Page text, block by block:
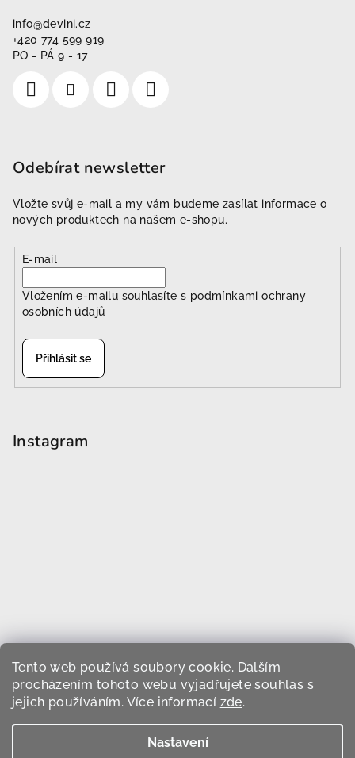
Tento web používá soubory cookie. Dalším
procházením tohoto webu vyjadřujete souhlas s
jejich používáním. Více informací zde.
Nastavení
info@devini.cz
+420 774 599 919
PO - PÁ 9 - 17
Odebírat newsletter
Vložte svůj e-mail a my vám budeme zasílat informace o
nových produktech na našem e-shopu.
E-mail
Vložením e-mailu souhlasíte s podmínkami ochrany
osobních údajů
Přihlásit se
Instagram
Sledovat na Instagramu